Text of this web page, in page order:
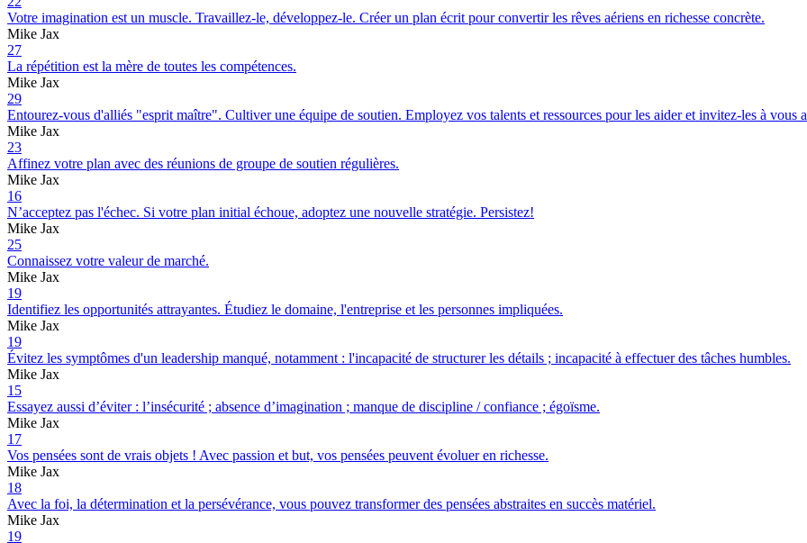
Votre imagination est un muscle. Travaillez-le, développez-le. Créer un plan écrit pour convertir les rêves aériens en richesse concrète.
Mike Jax
27
La répétition est la mère de toutes les compétences.
Mike Jax
29
Entourez-vous d'alliés "esprit maître". Cultiver une équipe de soutien. Employez vos talents et ressources pour les aider et invitez-les à vous
Mike Jax
23
Affinez votre plan avec des réunions de groupe de soutien régulières.
Mike Jax
16
N’acceptez pas l'échec. Si votre plan initial échoue, adoptez une nouvelle stratégie. Persistez!
Mike Jax
25
Connaissez votre valeur de marché.
Mike Jax
19
Identifiez les opportunités attrayantes. Étudiez le domaine, l'entreprise et les personnes impliquées.
Mike Jax
19
Évitez les symptômes d'un leadership manqué, notamment : l'incapacité de structurer les détails ; incapacité à effectuer des tâches humbles.
Mike Jax
15
Essayez aussi d’éviter : l’insécurité ; absence d’imagination ; manque de discipline / confiance ; égoïsme.
Mike Jax
17
Vos pensées sont de vrais objets ! Avec passion et but, vos pensées peuvent évoluer en richesse.
Mike Jax
18
Avec la foi, la détermination et la persévérance, vous pouvez transformer des pensées abstraites en succès matériel.
Mike Jax
19